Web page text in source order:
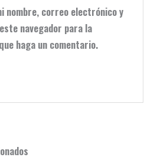
nombre, correo electrónico y
navegador para la
haga un comentario.